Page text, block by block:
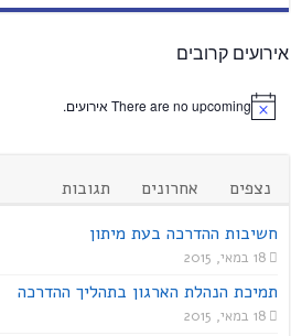
אירועים קרובים
There are no upcoming אירועים.
נצפים אחרונים
תגובות
חשיבות ההדרכה בעת מיתון
18 במאי, 2015
תמיכת הנהלת הארגון בתהליך ההדרכה
18 במאי, 2015